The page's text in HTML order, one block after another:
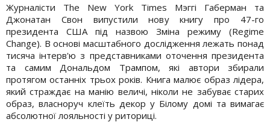
Журналісти The New York Times Мэггі Габерман та
Джонатан Свон випустили нову книгу про 47-го
президента США під назвою Зміна режиму (Regime
Change). В основі масштабного дослідження лежать понад
тисяча інтерв'ю з представниками оточення президента
та самим Дональдом Трампом, які автори збирали
протягом останніх трьох років. Книга малює образ лідера,
який страждає на манію величі, ніколи не забуває старих
образ, власноруч клеїть декор у Білому домі та вимагає
абсолютної лояльності у риториці.